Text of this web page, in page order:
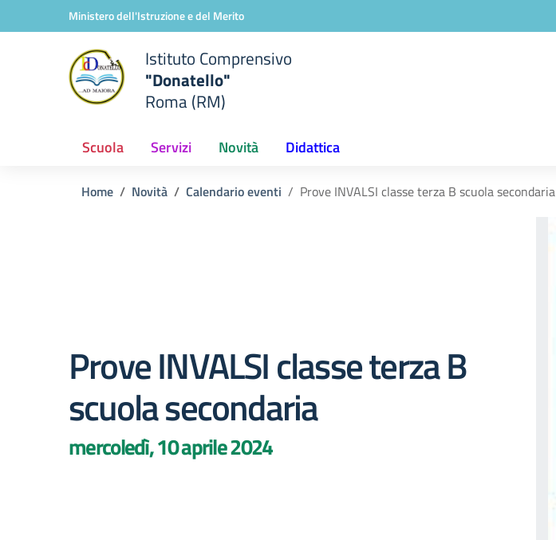
Vai ai contenuti
Vai al menu di navigazioneMinistero dell'Istruzione e del Merito
Istituto Comprensivo
"Donatello"
Roma (RM)
Scuola Servizi Novità Didattica
Home Novità Calendario eventi Prove INVALSI classe terza B scuola secondaria
Prove INVALSI classe terza B
scuola secondaria
mercoledì, 10 aprile 2024